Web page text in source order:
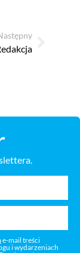
e-mail treści
i wydarzeniach